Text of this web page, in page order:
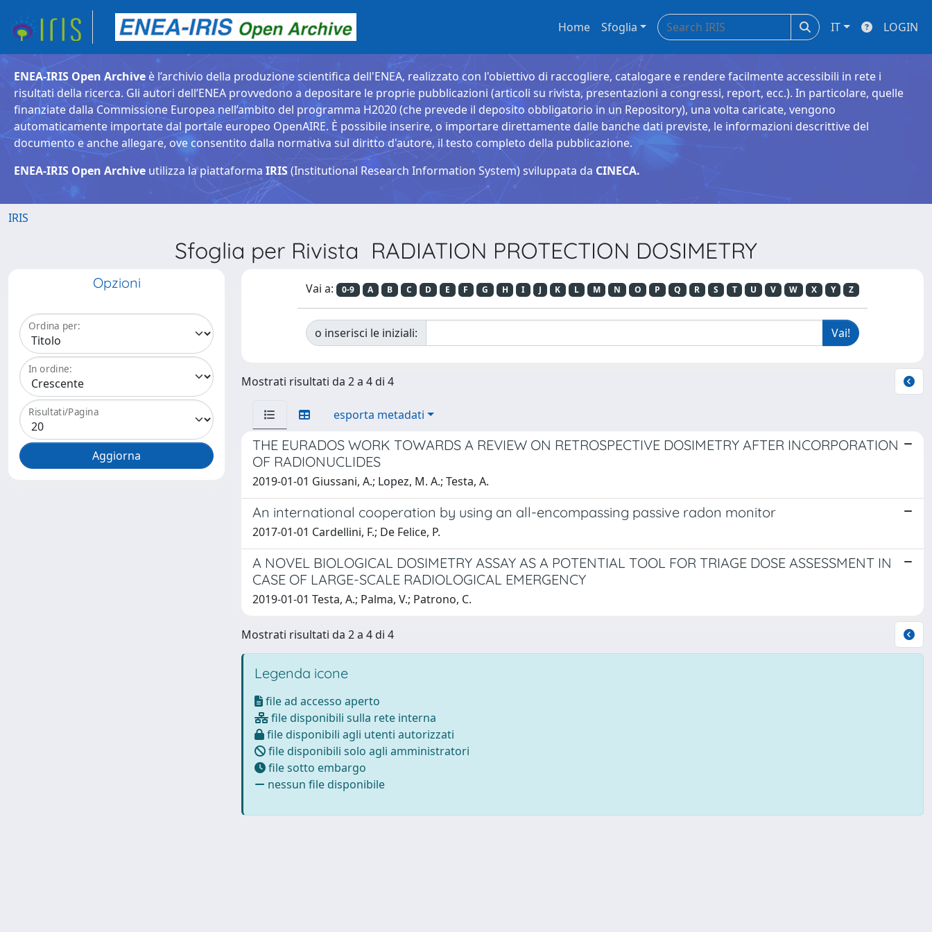
Home Sfoglia IT LOGIN
ENEA-IRIS Open Archive è l’archivio della produzione scientifica dell'ENEA, realizzato con l'obiettivo di raccogliere, catalogare e rendere facilmente accessibili in rete i
risultati della ricerca. Gli autori dell’ENEA provvedono a depositare le proprie pubblicazioni (articoli su rivista, presentazioni a congressi, report, ecc.). In particolare, quelle
finanziate dalla Commissione Europea nell’ambito del programma H2020 (che prevede il deposito obbligatorio in un Repository), una volta caricate, vengono
automaticamente importate dal portale europeo OpenAIRE. È possibile inserire, o importare direttamente dalle banche dati previste, le informazioni descrittive del
documento e anche allegare, ove consentito dalla normativa sul diritto d'autore, il testo completo della pubblicazione.
ENEA-IRIS Open Archive utilizza la piattaforma IRIS(Institutional Research Information System) sviluppata da CINECA.
IRIS
Sfoglia per Rivista RADIATION PROTECTION DOSIMETRY
Opzioni
Ordina per:
In ordine:
Risultati/Pagina
Vai a: 0-9 A B C D E F G H I J K L M N O P Q R S T U V W X Y Z
o inserisci le iniziali:
Mostrati risultati da 2 a 4 di 4
esporta metadati
THE EURADOS WORK TOWARDS A REVIEW ON RETROSPECTIVE DOSIMETRY AFTER INCORPORATION
OF RADIONUCLIDES
2019-01-01 Giussani, A.; Lopez, M. A.; Testa, A.
An international cooperation by using an all-encompassing passive radon monitor
2017-01-01 Cardellini, F.; De Felice, P.
A NOVEL BIOLOGICAL DOSIMETRY ASSAY AS A POTENTIAL TOOL FOR TRIAGE DOSE ASSESSMENT IN
CASE OF LARGE-SCALE RADIOLOGICAL EMERGENCY
2019-01-01 Testa, A.; Palma, V.; Patrono, C.
Mostrati risultati da 2 a 4 di 4
Legenda icone
file ad accesso aperto
file disponibili sulla rete interna
file disponibili agli utenti autorizzati
file disponibili solo agli amministratori
file sotto embargo
nessun file disponibile